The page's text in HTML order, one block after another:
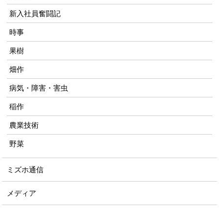
新入社員奮闘記
時事
果樹
畑作
病気・障害・害虫
稲作
農業技術
野菜
ミズホ通信
メディア